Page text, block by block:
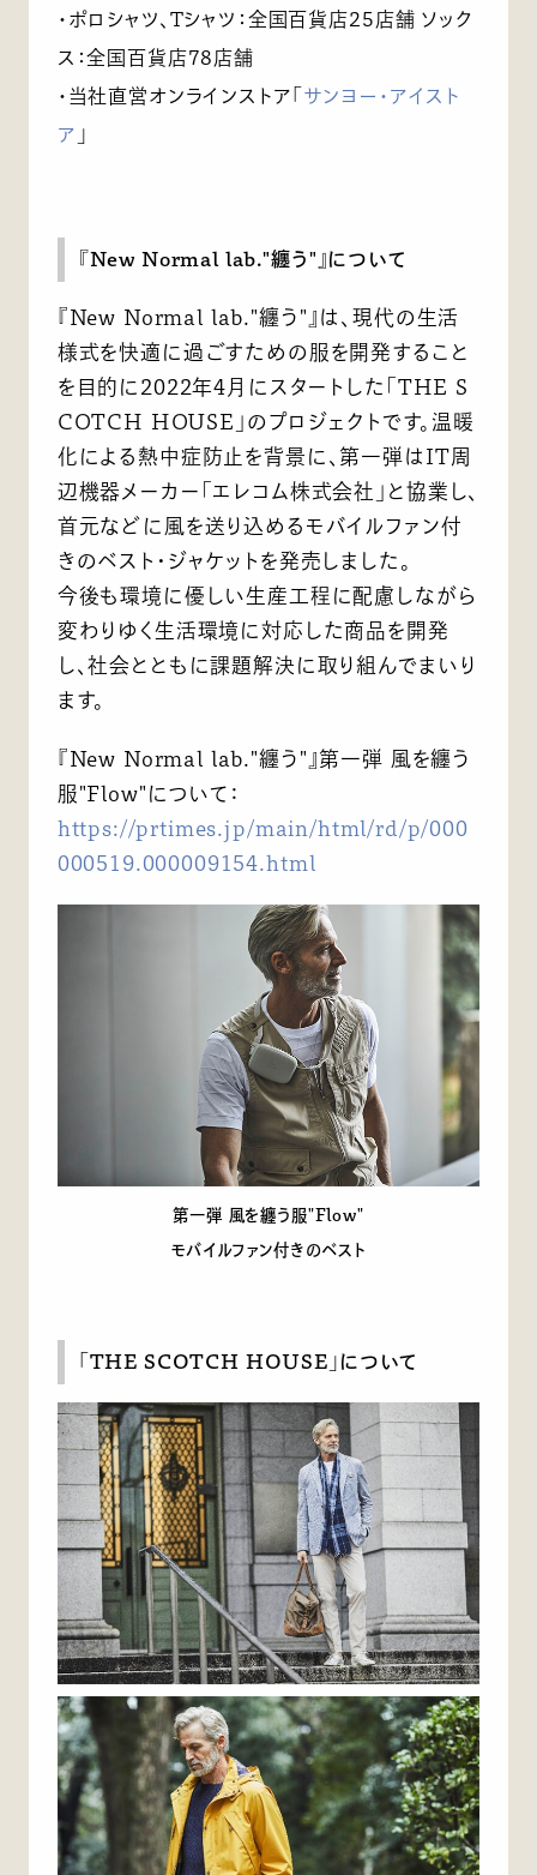
・ポロシャツ、Tシャツ：全国百貨店25店舗 ソック
ス：全国百貨店78店舗
・当社直営オンラインストア「 サンヨー・アイスト
ア 」
『New Normal lab."纏う"』について
『New Normal lab."纏う"』は、現代の生活
様式を快適に過ごすための服を開発すること
を目的に2022年4月にスタートした「THE S
COTCH HOUSE」のプロジェクトです。温暖
化による熱中症防止を背景に、第一弾はIT周
辺機器メーカー「エレコム株式会社」と協業し、
首元などに風を送り込めるモバイルファン付
きのベスト・ジャケットを発売しました。
今後も環境に優しい生産工程に配慮しながら
変わりゆく生活環境に対応した商品を開発
し、社会とともに課題解決に取り組んでまいり
ます。
『New Normal lab."纏う"』第一弾 風を纏う
服"Flow"について：
https://prtimes.jp/main/html/rd/p/000
000519.000009154.html
第一弾 風を纏う服"Flow"
モバイルファン付きのベスト
「THE SCOTCH HOUSE」について